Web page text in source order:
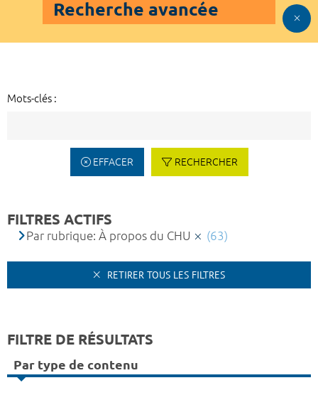
Recherche avancée
Mots-clés :
EFFACER RECHERCHER
FILTRES ACTIFS
Par rubrique: À propos du CHU (63)
RETIRER TOUS LES FILTRES
FILTRE DE RÉSULTATS
Par type de contenu